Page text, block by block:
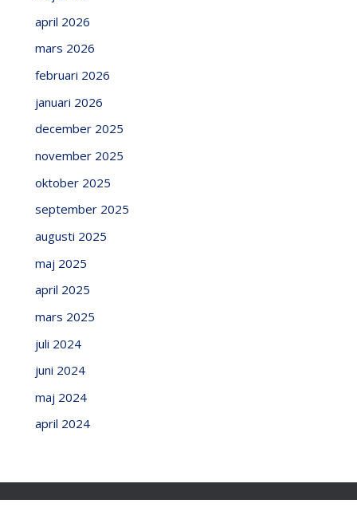
april 2026
mars 2026
februari 2026
januari 2026
december 2025
november 2025
oktober 2025
september 2025
augusti 2025
maj 2025
april 2025
mars 2025
juli 2024
juni 2024
maj 2024
april 2024